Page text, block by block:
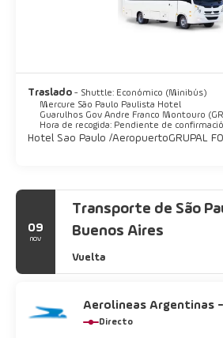
Traslado - Shuttle: Económico (Minibús)
Mercure São Paulo Paulista Hotel
Guarulhos Gov Andre Franco Montouro
Hora de recogida: Pendiente de
Hotel Sao Paulo / Aeropuerto GRUPAL
09
nov
Transporte de São
Buenos Aires
Vuelta
Aerolineas Argentinas -
Directo